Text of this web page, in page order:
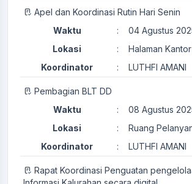
Apel dan Koordinasi Rutin Hari Senin
Waktu
:
04 Agustus
Lokasi
:
Halaman
Koordinator
: LUTHFI AMANI
Pembagian BLT DD
Waktu
:
08 Agustus
Lokasi
:
Ruang
Koordinator
: LUTHFI AMANI
Rapat Koordinasi Penguatan